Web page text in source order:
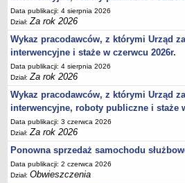
Sygnaliści
ZAŁATWIANIE SPRAW W PUP
Wykaz spraw
Gdzie załatwić sprawę
Rejestry, ewidencje i archiwa
Dostęp do Informacji Publicznej
Akty prawne dotyczące bezrobocia i
Uchwały Rady Powiatu Bydgoskiego
Uchwały Rady Miasta Bydgoszczy
Data publikacji: 4 sierpnia 2026
Dział:Za rok 2026
Wykaz pracodawców, z którymi Urząd
interwencyjne i staże w czerwcu 2026r.
Data publikacji: 4 sierpnia 2026
Dział:Za rok 2026
Wykaz pracodawców, z którymi Urząd
interwencyjne, roboty publiczne i staże
Data publikacji: 3 czerwca 2026
Dział:Za rok 2026
Ponowna sprzedaż samochodu
Data publikacji: 2 czerwca 2026
Dział:Obwieszczenia